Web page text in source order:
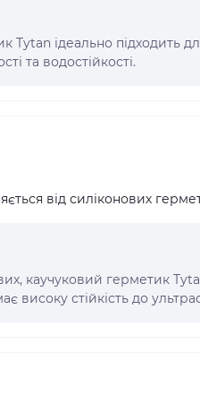
Tytan ідеально підходить
та водостійкості.
від силіконових
каучуковий герметик
високу стійкість до